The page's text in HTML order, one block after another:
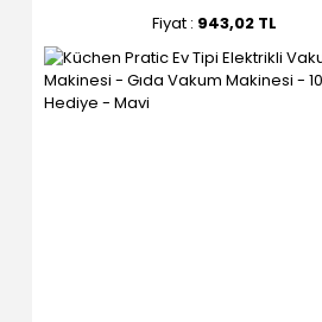
Fiyat : 943,02 TL